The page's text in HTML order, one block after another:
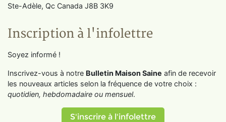
Ste-Adèle, Qc Canada J8B 3K9
Inscription à l'infolettre
Soyez informé !
Inscrivez-vous à notre Bulletin Maison Saine afin de recevoir
les nouveaux articles selon la fréquence de votre choix :
quotidien, hebdomadaire ou mensuel.
S'inscrire à l'infolettre